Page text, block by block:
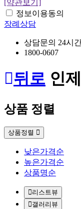
[약관보기]
정보이용동의
장례상담
상담문의 24시
1800-0607
뒤로 인
상품 정렬
상품정렬
낮은가격순
높은가격순
상품명순
리스트뷰
갤러리뷰